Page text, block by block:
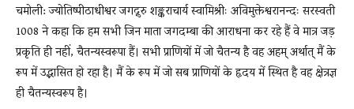
चमोली: ज्योतिष्पीठाधीश्वर जगद्गुरु शङ्कराचार्य स्वामिश्रीः अविमुक्तेश्वरानन्दः सरस्वती
1008 ने कहा कि हम सभी जिन माता जगदम्बा की आराधना कर रहे हैं वे मात्र जड़
प्रकृति ही नहीं, चैतन्यस्वरूपा हैं। सभी प्राणियों में जो चैतन्य है वह अहम् अर्थात् मैं के
रूप में उद्भासित हो रहा है। मैं के रूप में जो सब प्राणियों के हृदय में स्थित है वह क्षेत्रज्ञ
ही चैतन्यस्वरूप है।